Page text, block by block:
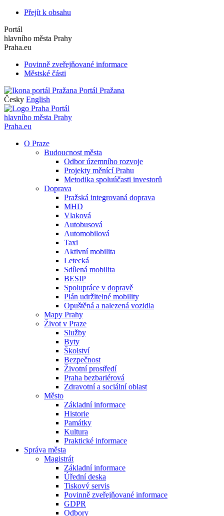
Přejít k obsahu
Portál
hlavního města Prahy
Praha.eu
Povinně zveřejňované informace
Městské části
Portál Pražana
Česky English
Portál
hlavního města Prahy
Praha.eu
O Praze
Budoucnost města
Odbor územního rozvoje
Projekty měnící Prahu
Metodika spoluúčasti investorů
Doprava
Pražská integrovaná doprava
MHD
Vlaková
Autobusová
Automobilová
Taxi
Aktivní mobilita
Letecká
Sdílená mobilita
BESIP
Spolupráce v dopravě
Plán udržitelné mobility
Opuštěná a nalezená vozidla
Mapy Prahy
Život v Praze
Služby
Byty
Školství
Bezpečnost
Životní prostředí
Praha bezbariérová
Zdravotní a sociální oblast
Město
Základní informace
Historie
Památky
Kultura
Praktické informace
Správa města
Magistrát
Základní informace
Úřední deska
Tiskový servis
Povinně zveřejňované informace
GDPR
Odbory